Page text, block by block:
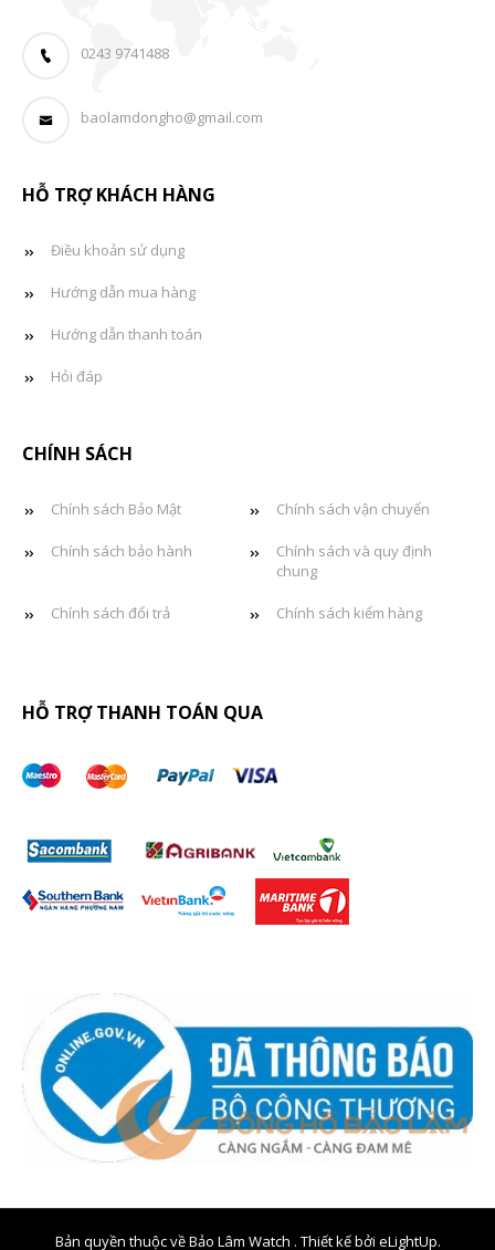
0243 9741488
baolamdongho@gmail.com
HỖ TRỢ KHÁCH HÀNG
Điều khoản sử dụng
Hướng dẫn mua hàng
Hướng dẫn thanh toán
Hỏi đáp
CHÍNH SÁCH
Chính sách Bảo Mật Chính sách vận chuyển
Chính sách bảo hành
Chính sách và quy định
chung
Chính sách đổi trả Chính sách kiểm hàng
HỖ TRỢ THANH TOÁN QUA
Bản quyền thuộc về Bảo Lâm Watch . Thiết kế bởi eLightUp.